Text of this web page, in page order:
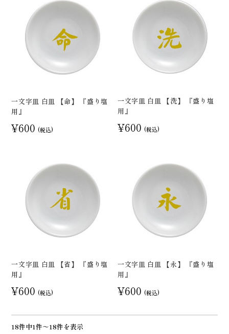
一文字皿 白皿 【命】 『盛り塩
用』
¥600 (税込)
一文字皿 白皿 【洗】 『盛り塩
用』
¥600 (税込)
一文字皿 白皿 【省】 『盛り塩
用』
¥600 (税込)
一文字皿 白皿 【永】 『盛り塩
用』
¥600 (税込)
18件中1件～18件を表示